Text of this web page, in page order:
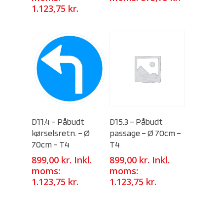
1.123,75 kr.
Select Options
D11.4 – Påbudt
kørselsretn. – Ø
70cm – T4
899,00 kr. Inkl.
moms:
1.123,75 kr.
Select Options
D15.3 – Påbudt
passage – Ø 70cm –
T4
899,00 kr. Inkl.
moms:
1.123,75 kr.